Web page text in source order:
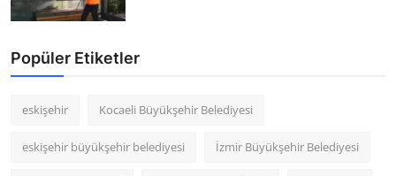
Popüler Etiketler
eskişehir Kocaeli Büyükşehir Belediyesi
eskişehir büyükşehir belediyesi İzmir Büyükşehir Belediyesi